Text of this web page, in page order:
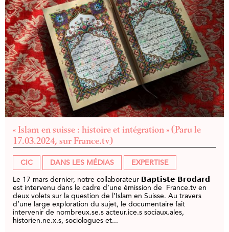
« Islam en suisse : histoire et intégration » (Paru le
17.03.2024, sur France.tv)
CIC DANS LES MÉDIAS EXPERTISE
Le 17 mars dernier, notre collaborateur 𝗕𝗮𝗽𝘁𝗶𝘀𝘁𝗲 𝗕𝗿𝗼𝗱𝗮𝗿𝗱
est intervenu dans le cadre d’une émission de France.tv en
deux volets sur la question de l’Islam en Suisse. Au travers
d’une large exploration du sujet, le documentaire fait
intervenir de nombreux.se.s acteur.ice.s sociaux.ales,
historien.ne.x.s, sociologues et...